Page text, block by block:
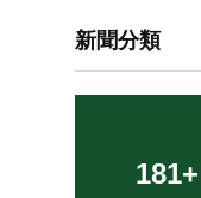
新聞分類
181+
74+